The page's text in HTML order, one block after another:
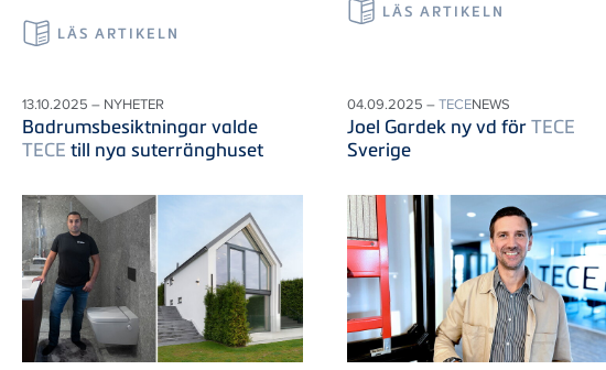
LÄS ARTIKELN
LÄS ARTIKELN
13.10.2025 – NYHETER
Badrumsbesiktningar valde
TECE till nya suterränghuset
04.09.2025 –TECENEWS
Joel Gardek ny vd förTECE
Sverige